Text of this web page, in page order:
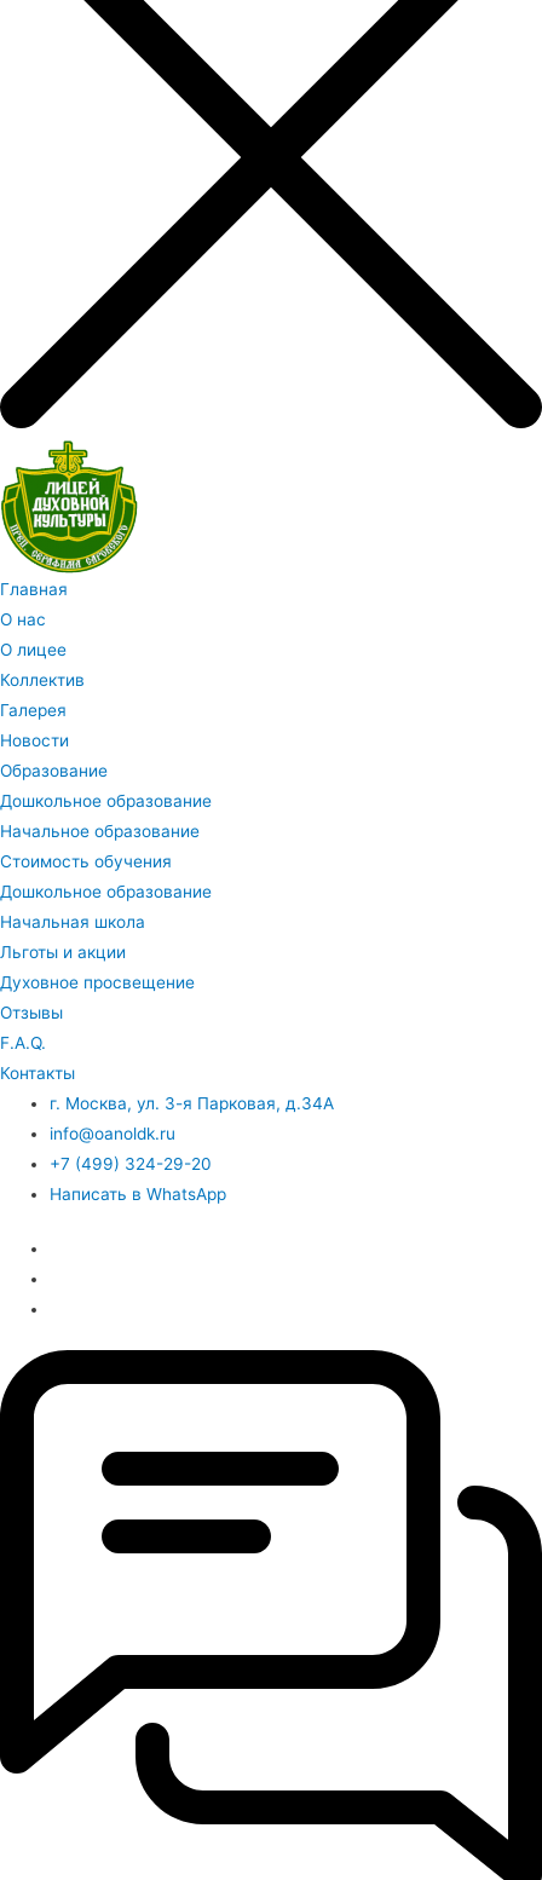
Главная
О нас
О лицее
Коллектив
Галерея
Новости
Образование
Дошкольное образование
Начальное образование
Стоимость обучения
Дошкольное образование
Начальная школа
Льготы и акции
Духовное просвещение
Отзывы
F.A.Q.
Контакты
г. Москва, ул. 3-я Парковая, д.34А
info@oanoldk.ru
+7 (499) 324-29-20
Написать в WhatsApp